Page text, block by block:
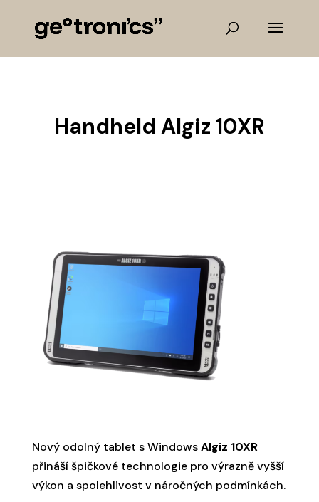
Handheld Algiz 10XR
Nový odolný tablet s WindowsAlgiz 10XR
přináší špičkové technologie pro výrazně vyšší
výkon a spolehlivost v náročných podmínkách.